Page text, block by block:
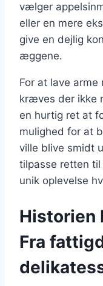
vælger
eller en mere
give en dejlig
æggene.
For at lave
kræves der ikke
en hurtig ret at
mulighed for at
ville blive smidt
tilpasse retten
unik oplevelse
Historien
Fra